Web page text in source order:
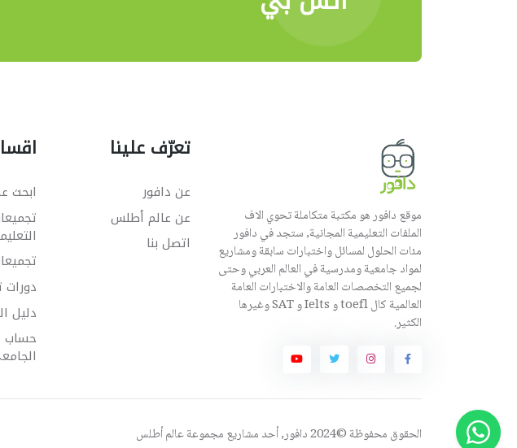
موقع دافور هو مكتبة متكاملة تحوي الاف
الملفات التعليمية المجانية, ستجد في دافور
مئات الحلول لمسائل واختبارات سابقة ومشاريع
لمواد جامعية ومدرسية في العالم العربي وحتى
لجميع التخصصات العامة والاختبارات العامة
العالمية كال toefl و Ielts و SAT وغيرها
الكثير.
تعرّف علينا
عن دافور
عن عالم أطلس
اتصل بنا
ابحث
دورات
دليل
حساب
الحقوق محفوظة ©2024 دافور, أحد مشاريع مجموعة عالم أطلس